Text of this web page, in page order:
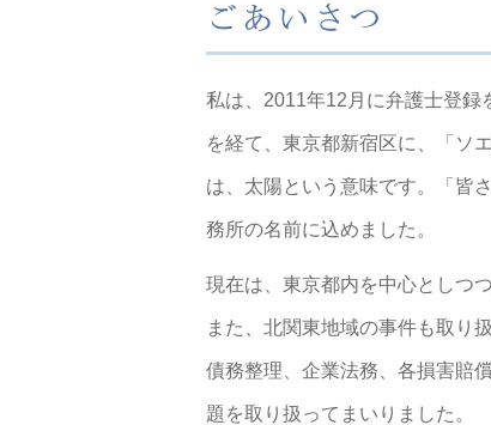
ごあいさつ
私は、2011年12月に弁護士登録
を経て、東京都新宿区に、「ソ
は、太陽という意味です。「皆
務所の名前に込めました。
現在は、東京都内を中心としつ
また、北関東地域の事件も取り
債務整理、企業法務、各損害賠
題を取り扱ってまいりました。